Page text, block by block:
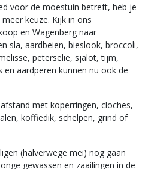
voor de moestuin betreft, heb je
keuze. Kijk in ons
en Wagenberg naar
sla, aardbeien, bieslook, broccoli,
peterselie, sjalot, tijm,
en aardperen kunnen nu ook de
met koperringen, cloches,
koffiedik, schelpen, grind of
(halverwege mei) nog gaan
gewassen en zaailingen in de